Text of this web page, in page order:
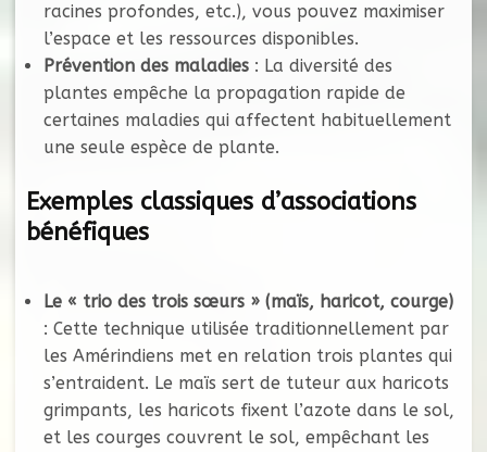
racines profondes, etc.), vous pouvez maximiser
l’espace et les ressources disponibles.
Prévention des maladies : La diversité des
plantes empêche la propagation rapide de
certaines maladies qui affectent habituellement
une seule espèce de plante.
Exemples classiques d’associations
bénéfiques
Le « trio des trois sœurs » (maïs, haricot, courge)
: Cette technique utilisée traditionnellement par
les Amérindiens met en relation trois plantes qui
s’entraident. Le maïs sert de tuteur aux haricots
grimpants, les haricots fixent l’azote dans le sol,
et les courges couvrent le sol, empêchant les